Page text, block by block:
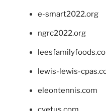
e-smart2022.org
ngrc2022.org
lewis-lewis-
eleontennis.com